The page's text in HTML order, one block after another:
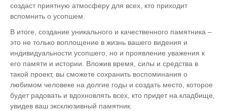
создаст приятную атмосферу для всех, кто приходит
вспомнить о усопшем.
В итоге, создание уникального и качественного памятника –
это не только воплощение в жизнь вашего видения и
индивидуальности усопшего, но и проявление уважения к
его памяти и истории. Вложив время, силы и средства в
такой проект, вы сможете сохранить воспоминания о
любимом человеке на долгие годы и создать место, которое
будет радовать и вдохновлять всех, кто придет на кладбище,
увидев ваш эксклюзивный памятник.